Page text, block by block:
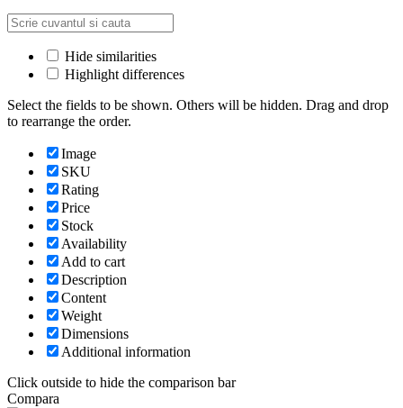
Hide similarities
Highlight differences
Select the fields to be shown. Others will be hidden. Drag and drop
to rearrange the order.
Image
SKU
Rating
Price
Stock
Availability
Add to cart
Description
Content
Weight
Dimensions
Additional information
Click outside to hide the comparison bar
Compara